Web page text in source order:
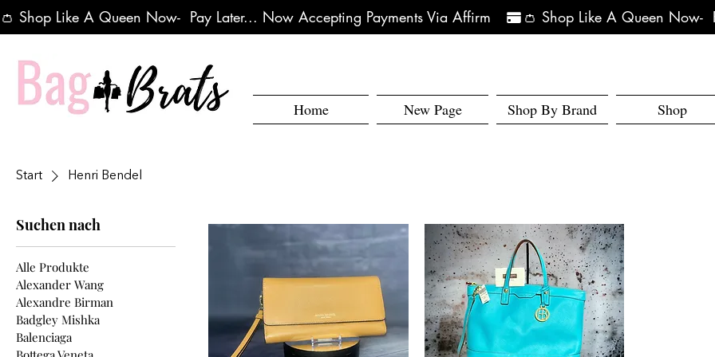
👛 Shop Like A Queen Now-  Pay Later... Now Accepting Payments Via Affirm
Home New Page Shop By Brand Shop
Start Henri Bendel
Suchen nach
Alle Produkte
Alexander Wang
Alexandre Birman
Badgley Mishka
Balenciaga